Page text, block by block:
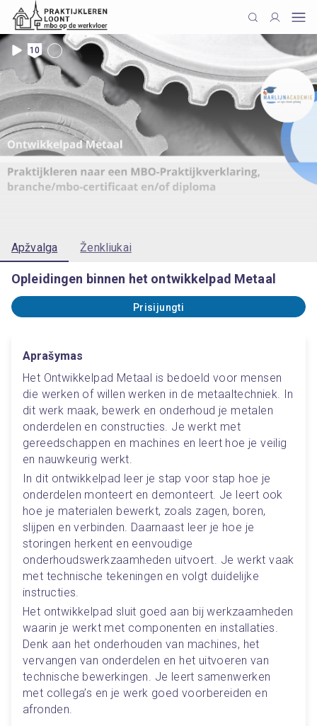
10
Apžvalga Ženkliukai
Opleidingen binnen het ontwikkelpad Metaal
Prisijungti
Aprašymas
Het Ontwikkelpad Metaal is bedoeld voor mensen
die werken of willen werken in de metaaltechniek. In
dit werk maak, bewerk en onderhoud je metalen
onderdelen en constructies. Je werkt met
gereedschappen en machines en leert hoe je veilig
en nauwkeurig werkt.
In dit ontwikkelpad leer je stap voor stap hoe je
onderdelen monteert en demonteert. Je leert ook
hoe je materialen bewerkt, zoals zagen, boren,
slijpen en verbinden. Daarnaast leer je hoe je
storingen herkent en eenvoudige
onderhoudswerkzaamheden uitvoert. Je werkt vaak
met technische tekeningen en volgt duidelijke
instructies.
Het ontwikkelpad sluit goed aan bij werkzaamheden
waarin je werkt met componenten en installaties.
Denk aan het onderhouden van machines, het
vervangen van onderdelen en het uitvoeren van
technische bewerkingen. Je leert samenwerken
met collega’s en je werk goed voorbereiden en
afronden.